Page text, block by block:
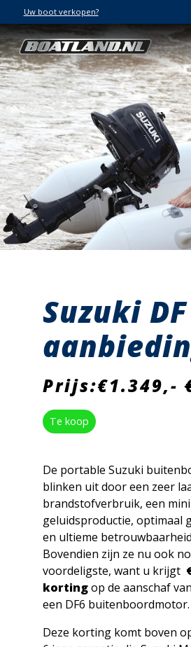
Uw boot verkopen?
Suzuki
Prijs:€1.349,-
Te koop
De portable Suzuki
blinken uit door een zeer
brandstofverbruik, een
geluidsproductie, optimaal
en ultieme
Bovendien zijn ze nu ook
voordeligste, want u krijgt
kortingop de aanschaf van
een DF6 buitenboordmotor.
Deze korting komt boven